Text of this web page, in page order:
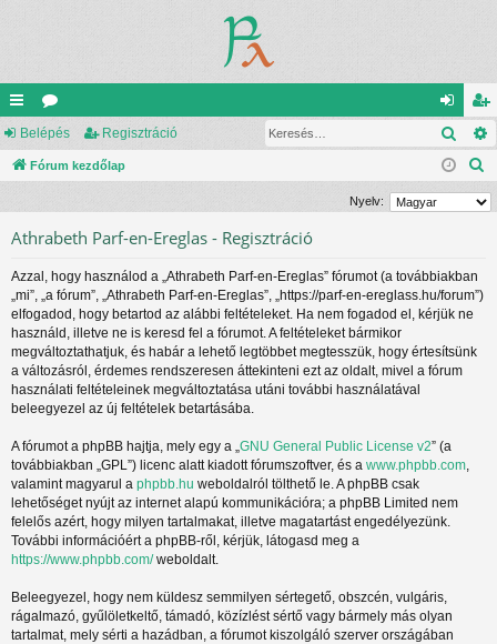
yo
rs
ke
ór
u
ok
el
ép
eg
is
ztr
Belépés Regisztráció
Fórum kezdőlap
r
Nyelv:
Athrabeth Parf-en-Ereglas - Regisztráció
Azzal, hogy használod a „Athrabeth Parf-en-Ereglas” fórumot (a továbbiakban
„mi”, „a fórum”, „Athrabeth Parf-en-Ereglas”, „https://parf-en-ereglass.hu/forum”)
elfogadod, hogy betartod az alábbi feltételeket. Ha nem fogadod el, kérjük ne
használd, illetve ne is keresd fel a fórumot. A feltételeket bármikor
megváltoztathatjuk, és habár a lehető legtöbbet megtesszük, hogy értesítsünk
a változásról, érdemes rendszeresen áttekinteni ezt az oldalt, mivel a fórum
használati feltételeinek megváltoztatása utáni további használatával
beleegyezel az új feltételek betartásába.
A fórumot a phpBB hajtja, mely egy a „ GNU General Public License v2” (a
továbbiakban „GPL”) licenc alatt kiadott fórumszoftver, és a www.phpbb.com
valamint magyarul a phpbb.hu weboldalról tölthető le. A phpBB csak
lehetőséget nyújt az internet alapú kommunikációra; a phpBB Limited nem
felelős azért, hogy milyen tartalmakat, illetve magatartást engedélyezünk.
További információért a phpBB-ről, kérjük, látogasd meg a
https://www.phpbb.com/weboldalt.
Beleegyezel, hogy nem küldesz semmilyen sértegető, obszcén, vulgáris,
rágalmazó, gyűlöletkeltő, támadó, közízlést sértő vagy bármely más olyan
tartalmat, mely sérti a hazádban, a fórumot kiszolgáló szerver országában